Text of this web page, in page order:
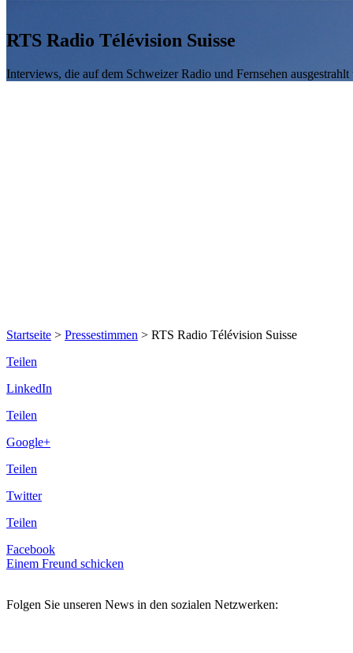
RTS Radio Télévision Suisse
Interviews, die auf dem Schweizer Radio und Fernsehen
Startseite > Pressestimmen > RTS Radio Télévision Suisse
Teilen
LinkedIn
Teilen
Google+
Teilen
Twitter
Teilen
Facebook
Einem Freund schicken
Folgen Sie unseren News in den sozialen Netzwerken: